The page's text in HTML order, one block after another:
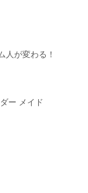
人が変わる！
ー メイド